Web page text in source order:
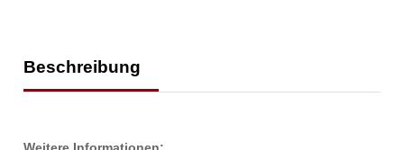
Beschreibung